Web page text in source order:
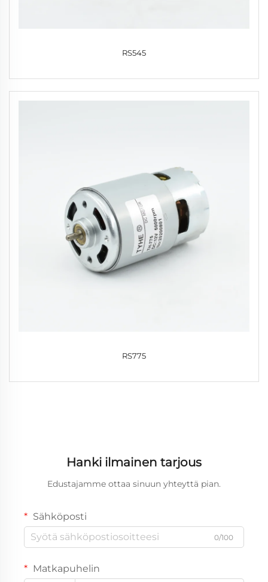
RS545
RS775
Hanki ilmainen tarjous
Edustajamme ottaa sinuun yhteyttä pian.
Sähköposti
0/100
Matkapuhelin